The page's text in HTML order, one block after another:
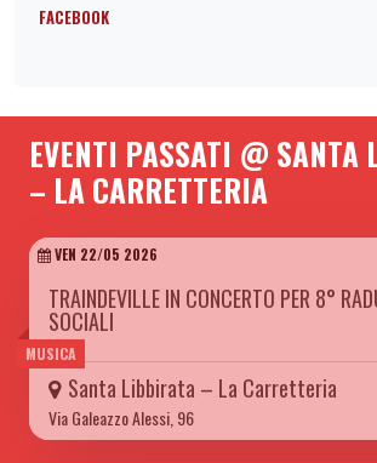
FACEBOOK
EVENTI PASSATI @ SANTA
– LA CARRETTERIA
MUSICA
VEN 22/05 2026
TRAINDEVILLE IN CONCERTO PER 8°
SOCIALI
Santa Libbirata – La Carretteria
Via Galeazzo Alessi, 96